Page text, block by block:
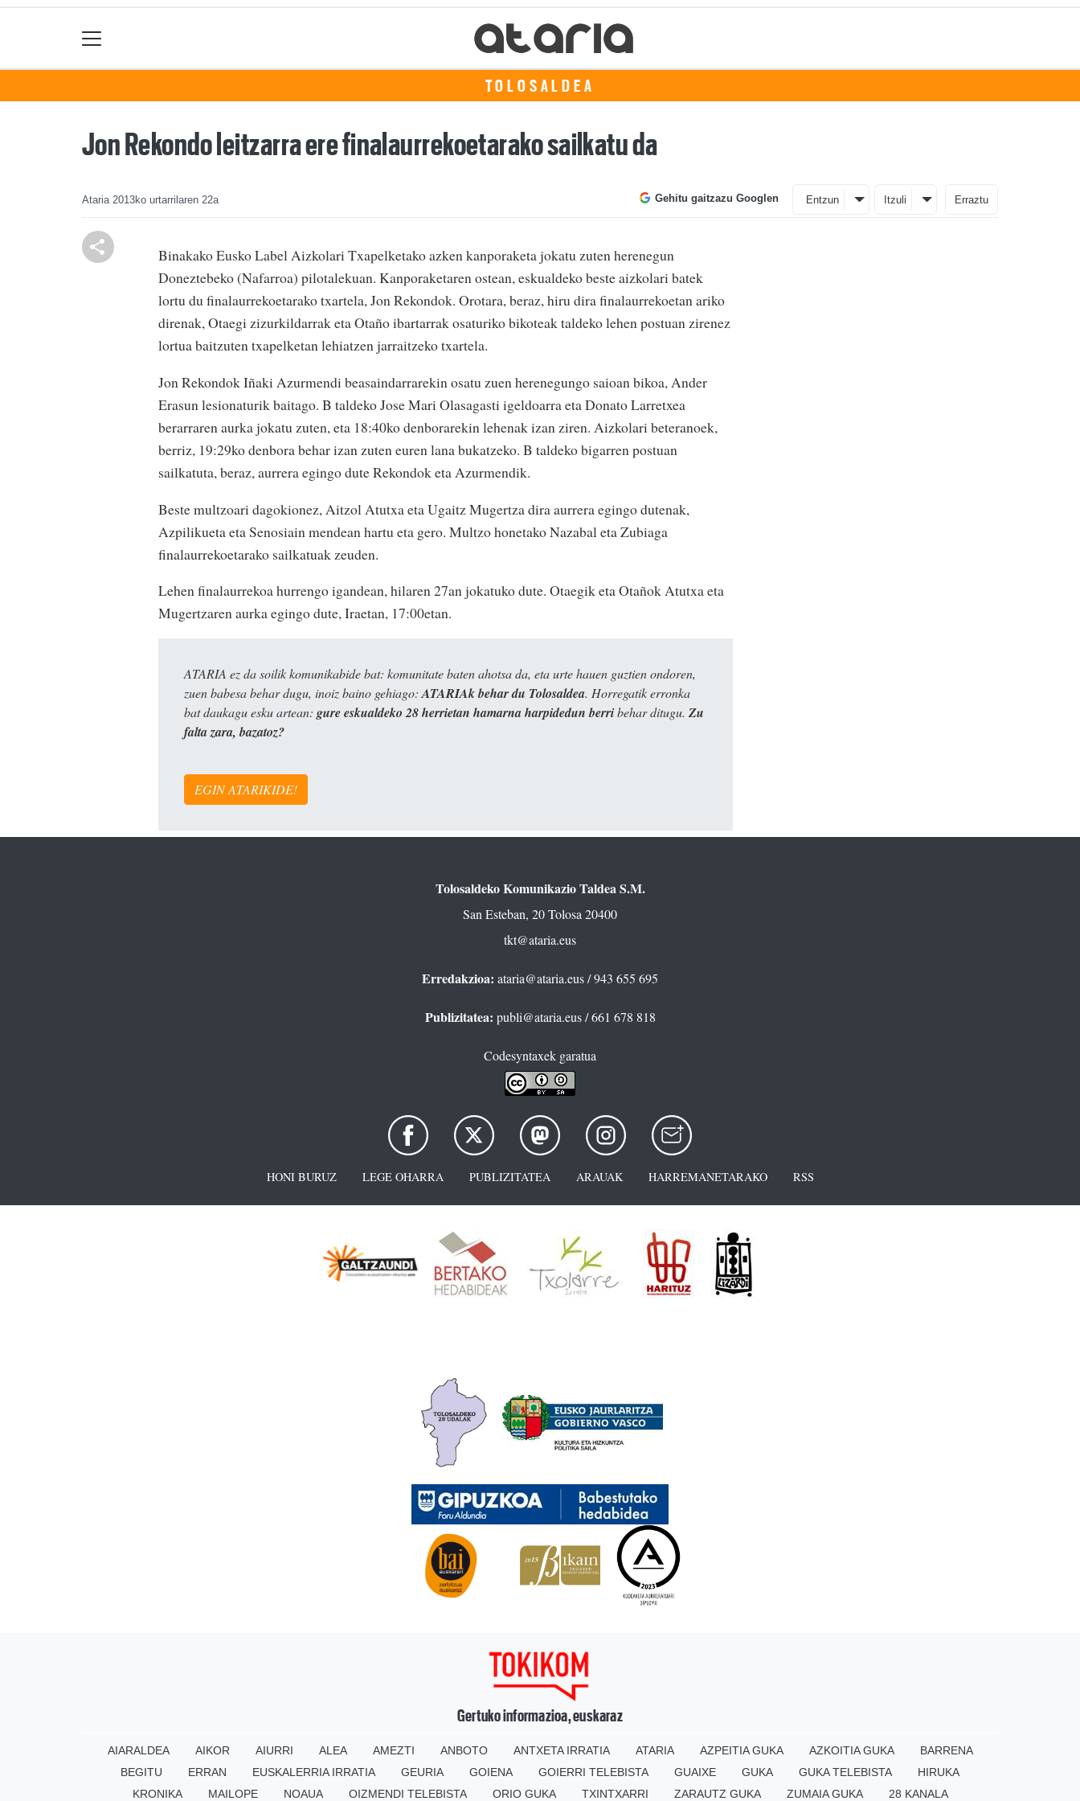
TOLOSALDEA
Jon Rekondo leitzarra ere finalaurrekoetarako sailkatu da
Ataria 2013ko urtarrilaren 22a Gehitu gaitzazu Googlen Entzun Itzuli Erraztu
Binakako Eusko Label Aizkolari Txapelketako azken kanporaketa jokatu zuten herenegun
Doneztebeko (Nafarroa) pilotalekuan. Kanporaketaren ostean, eskualdeko beste aizkolari batek
lortu du finalaurrekoetarako txartela, Jon Rekondok. Orotara, beraz, hiru dira finalaurrekoetan ariko
direnak, Otaegi zizurkildarrak eta Otaño ibartarrak osaturiko bikoteak taldeko lehen postuan zirenez
lortua baitzuten txapelketan lehiatzen jarraitzeko txartela.
Jon Rekondok Iñaki Azurmendi beasaindarrarekin osatu zuen herenegungo saioan bikoa, Ander
Erasun lesionaturik baitago. B taldeko Jose Mari Olasagasti igeldoarra eta Donato Larretxea
berarraren aurka jokatu zuten, eta 18:40ko denborarekin lehenak izan ziren. Aizkolari beteranoek,
berriz, 19:29ko denbora behar izan zuten euren lana bukatzeko. B taldeko bigarren postuan
sailkatuta, beraz, aurrera egingo dute Rekondok eta Azurmendik.
Beste multzoari dagokionez, Aitzol Atutxa eta Ugaitz Mugertza dira aurrera egingo dutenak,
Azpilikueta eta Senosiain mendean hartu eta gero. Multzo honetako Nazabal eta Zubiaga
finalaurrekoetarako sailkatuak zeuden.
Lehen finalaurrekoa hurrengo igandean, hilaren 27an jokatuko dute. Otaegik eta Otañok Atutxa eta
Mugertzaren aurka egingo dute, Iraetan, 17:00etan.
ATARIA ez da soilik komunikabide bat: komunitate baten ahotsa da, eta urte hauen guztien ondoren,
zuen babesa behar dugu, inoiz baino gehiago: ATARIAk behar du Tolosaldea. Horregatik erronka
bat daukagu esku artean: gure eskualdeko 28 herrietan hamarna harpidedun berribehar ditugu. Zu
falta zara, bazatoz?
EGIN ATARIKIDE!
Tolosaldeko Komunikazio Taldea S.M.
San Esteban, 20 Tolosa 20400
tkt@ataria.eus
Erredakzioa: ataria@ataria.eus/ 943 655 695
Publizitatea: publi@ataria.eus/ 661 678 818
Codesyntaxek garatua
HONI BURUZ LEGE OHARRA PUBLIZITATEA ARAUAK HARREMANETARAKO RSS
Gertuko informazioa, euskaraz
AIARALDEA AIKOR AIURRI ALEA AMEZTI ANBOTO ANTXETA IRRATIA ATARIA AZPEITIA GUKA AZKOITIA GUKA
BARRENA
BEGITU
ERRAN EUSKALERRIA IRRATIA GEURIA GOIENA GOIERRI TELEBISTA GUAIXE GUKA GUKA TELEBISTA
HIRUKA
KRONIKA
MAILOPE NOAUA OIZMENDI TELEBISTA ORIO GUKA TXINTXARRI ZARAUTZ GUKA ZUMAIA GUKA 28 KANALA